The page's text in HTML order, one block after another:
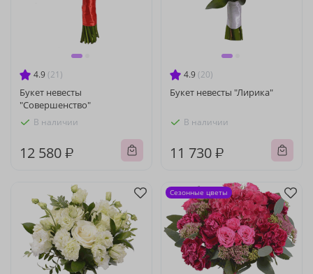
4.9 (21)
Букет невесты
"Совершенство"
В наличии
12 580 ₽
4.9 (20)
Букет невесты "Лирика"
В наличии
11 730 ₽
Сезонные цветы